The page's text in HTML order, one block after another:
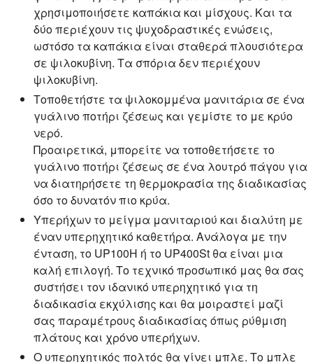
χρησιμοποιήσετε καπάκια και μίσχους. Και τα
δύο περιέχουν τις ψυχοδραστικές ενώσεις,
ωστόσο τα καπάκια είναι σταθερά πλουσιότερα
σε ψιλοκυβίνη. Τα σπόρια δεν περιέχουν
ψιλοκυβίνη.
Τοποθετήστε τα ψιλοκομμένα μανιτάρια σε ένα
γυάλινο ποτήρι ζέσεως και γεμίστε το με κρύο
νερό.
Προαιρετικά, μπορείτε να τοποθετήσετε το
γυάλινο ποτήρι ζέσεως σε ένα λουτρό πάγου για
να διατηρήσετε τη θερμοκρασία της διαδικασίας
όσο το δυνατόν πιο κρύα.
Υπερήχων το μείγμα μανιταριού και διαλύτη με
έναν υπερηχητικό καθετήρα. Ανάλογα με την
ένταση, το UP100H ή το UP400St θα είναι μια
καλή επιλογή. Το τεχνικό προσωπικό μας θα σας
συστήσει τον ιδανικό υπερηχητικό για τη
διαδικασία εκχύλισης και θα μοιραστεί μαζί
σας παραμέτρους διαδικασίας όπως ρύθμιση
πλάτους και χρόνο υπερήχων.
Ο υπερηχητικός πολτός θα γίνει μπλε. Το μπλε